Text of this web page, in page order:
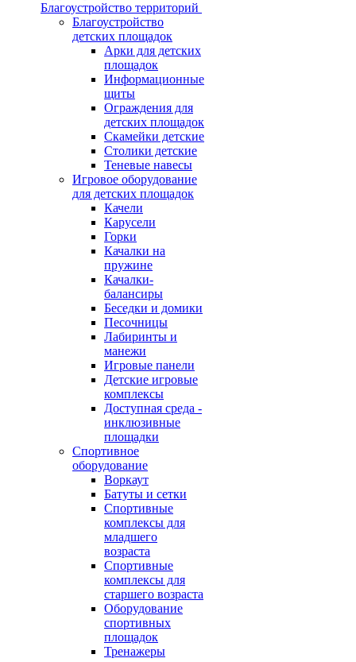
Благоустройство территорий
Благоустройство
детских площадок
Арки для детских
площадок
Информационные
щиты
Ограждения для
детских площадок
Скамейки детские
Столики детские
Теневые навесы
Игровое оборудование
для детских площадок
Качели
Карусели
Горки
Качалки на
пружине
Качалки-
балансиры
Беседки и домики
Песочницы
Лабиринты и
манежи
Игровые панели
Детские игровые
комплексы
Доступная среда -
инклюзивные
площадки
Спортивное
оборудование
Воркаут
Батуты и сетки
Спортивные
комплексы для
младшего
возраста
Спортивные
комплексы для
старшего возраста
Оборудование
спортивных
площадок
Тренажеры